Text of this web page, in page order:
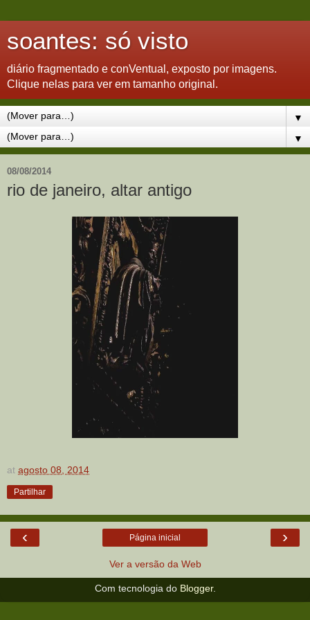
soantes: só visto
diário fragmentado e conVentual, exposto por imagens.
Clique nelas para ver em tamanho original.
▼
▼
08/08/2014
rio de janeiro, altar antigo
at agosto 08, 2014
Partilhar
‹ ›
Página inicial
Ver a versão da Web
Com tecnologia do Blogger.